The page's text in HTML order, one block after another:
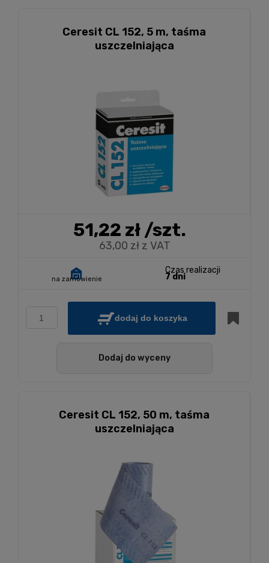
Ceresit CL 152, 5 m, taśma
uszczelniająca
51,22 zł/szt.
63,00 zł z VAT
na zamówienie
Czas realizacji
7 dni
dodaj do koszyka
Dodaj do wyceny
Ceresit CL 152, 50 m, taśma
uszczelniająca